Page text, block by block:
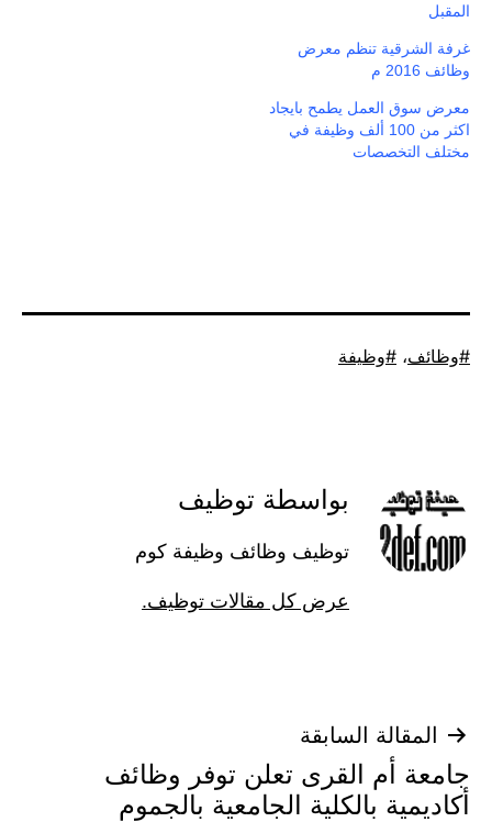
المقبل
غرفة الشرقية تنظم معرض
وظائف 2016 م
معرض سوق العمل يطمح بايجاد
اكثر من 100 ألف وظيفة في
مختلف التخصصات
موسوم
وظائف، وظيفة
بواسطة توظيف
توظيف وظائف وظيفة كوم
عرض كل مقالات توظيف.
تصفّح
المقالات
المقالة السابقة
جامعة أم القرى تعلن توفر وظائف
أكاديمية بالكلية الجامعية بالجموم